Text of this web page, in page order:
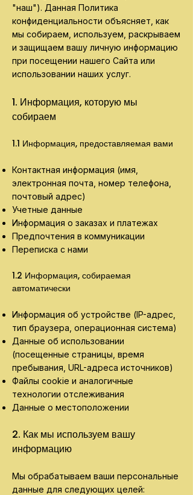
"наш"). Данная Политика
конфиденциальности объясняет, как
мы собираем, используем, раскрываем
и защищаем вашу личную информацию
при посещении нашего Сайта или
использовании наших услуг.
1. Информация, которую мы
собираем
1.1 Информация, предоставляемая вами
Контактная информация (имя,
электронная почта, номер телефона,
почтовый адрес)
Учетные данные
Информация о заказах и платежах
Предпочтения в коммуникации
Переписка с нами
1.2 Информация, собираемая
автоматически
Информация об устройстве (IP-адрес,
тип браузера, операционная система)
Данные об использовании
(посещенные страницы, время
пребывания, URL-адреса источников)
Файлы cookie и аналогичные
технологии отслеживания
Данные о местоположении
2. Как мы используем вашу
информацию
Мы обрабатываем ваши персональные
данные для следующих целей: